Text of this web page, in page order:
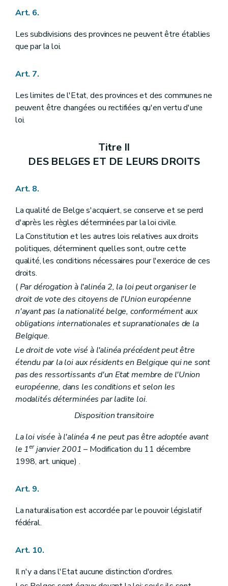
Section II Du Gouvernement fédéral
Art. 96
Art. 97
Art. 101
Art. 102
Art. 103
Art. 107
Art. 108
Art. 112
Art. 113
Art. 114
Chapitre IV DES COMMUNAUTES ET DES REGIONS
Section première Des organes
Sous-section première
Des Conseils de communauté et de région
Art. 115
Art. 117
Art. 118
Art. 118bis
Art. 119
Art. 120
Art. 122
Art. 123
Art. 124
Art. 125
Art. 126
Section II Des compétences
Sous-section première Des compétences des communautés
Art. 127
Art. 129
Art. 130
Art. 131
Art. 132
Sous-section III Dispositions spéciales
Chapitre V DE LA COUR D'ARBITRAGE, DE LA PREVENTION ET DU REGLEMENT DE CONFLITS
Art. 6.
Les subdivisions des provinces ne peuvent être établies
que par la loi.
Art. 7.
Les limites de l'Etat, des provinces et des communes ne
peuvent être changées ou rectifiées qu'en vertu d'une
loi.
Titre II
DES BELGES ET DE LEURS DROITS
Art. 8.
La qualité de Belge s'acquiert, se conserve et se perd
d'après les règles déterminées par la loi civile.
La Constitution et les autres lois relatives aux droits
politiques, déterminent quelles sont, outre cette
qualité, les conditions nécessaires pour l'exercice de ces
droits.
(Par dérogation à l'alinéa 2, la loi peut organiser le
droit de vote des citoyens de l'Union européenne
n'ayant pas la nationalité belge, conformément aux
obligations internationales et supranationales de la
Belgique.
Le droit de vote visé à l'alinéa précédent peut être
étendu par la loi aux résidents en Belgique qui ne sont
pas des ressortissants d'un Etat membre de l'Union
européenne, dans les conditions et selon les
modalités déterminées par ladite loi.
Disposition transitoire
La loi visée à l'alinéa 4 ne peut pas être adoptée avant
le 1erjanvier 2001 – Modification du 11 décembre
1998, art. unique) .
Art. 9.
La naturalisation est accordée par le pouvoir législatif
fédéral.
Art. 10.
Il n'y a dans l'Etat aucune distinction d'ordres.